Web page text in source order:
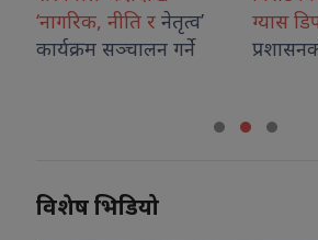
नीति र नेतृत्व’
सञ्चालन गर्ने
ग्यास डिपो र
प्रशासनको
विशेष भिडियो